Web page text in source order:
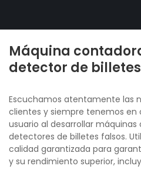
Máquina
detector de
Escuchamos atentamente las
clientes y siempre tenemos en
usuario al desarrollar
detectores de billetes falsos.
calidad garantizada para
y su rendimiento superior,